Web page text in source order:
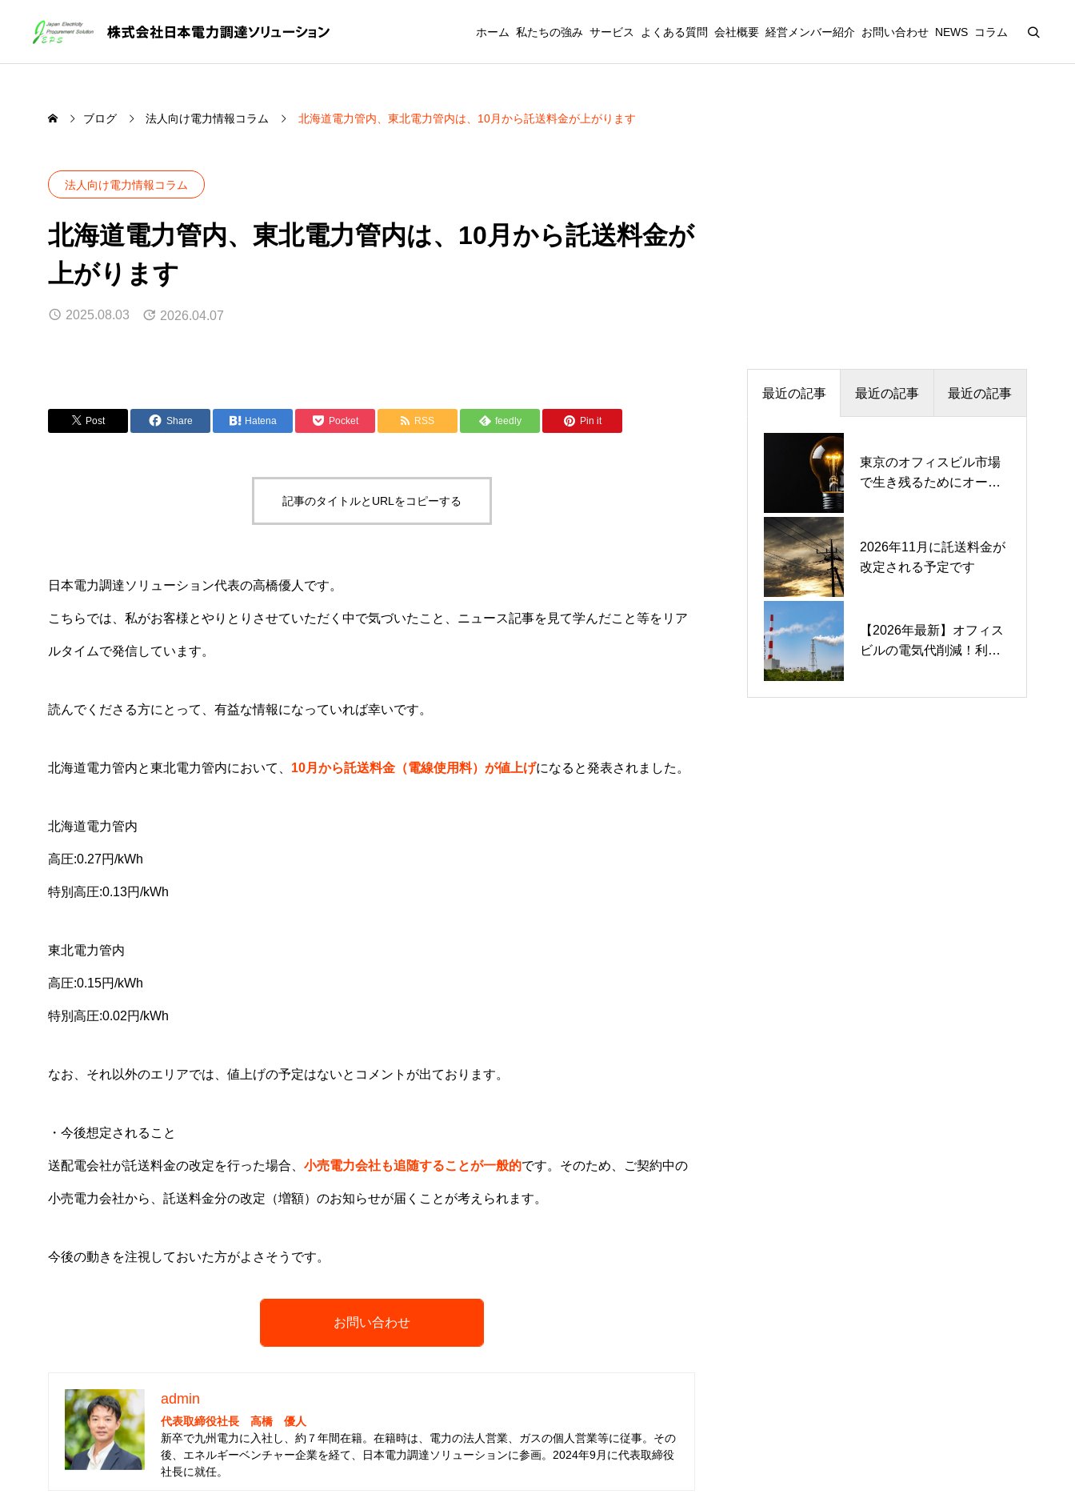
ホーム 私たちの強み サービス よくある質問 会社概要 経営メンバー紹介 お問い合わせ NEWS コラム
ブログ 法人向け電力情報コラム 北海道電力管内、東北電力管内は、10月から託送料金が上がります
法人向け電力情報コラム
北海道電力管内、東北電力管内は、10月から託送料金が
上がります
2025.08.03 2026.04.07
Post Share Hatena Pocket RSS feedly Pin it
記事のタイトルとURLをコピーする
日本電力調達ソリューション代表の高橋優人です。
こちらでは、私がお客様とやりとりさせていただく中で気づいたこと、ニュース記事を見て学んだこと等をリア
ルタイムで発信しています。
読んでくださる方にとって、有益な情報になっていれば幸いです。
北海道電力管内と東北電力管内において、 10月から託送料金（電線使用料）が値上げになると発表されました。
北海道電力管内
高圧:0.27円/kWh
特別高圧:0.13円/kWh
東北電力管内
高圧:0.15円/kWh
特別高圧:0.02円/kWh
なお、それ以外のエリアでは、値上げの予定はないとコメントが出ております。
・今後想定されること
送配電会社が託送料金の改定を行った場合、 小売電力会社も追随することが一般的です。そのため、ご契約中の
小売電力会社から、託送料金分の改定（増額）のお知らせが届くことが考えられます。
今後の動きを注視しておいた方がよさそうです。
お問い合わせ
admin
代表取締役社長 高橋 優人
新卒で九州電力に入社し、約７年間在籍。在籍時は、電力の法人営業、ガスの個人営業等に従事。その
後、エネルギーベンチャー企業を経て、日本電力調達ソリューションに参画。2024年9月に代表取締役
社長に就任。
最近の記事 最近の記事 最近の記事
東京のオフィスビル市場
で生き残るためにオーナ
2026年11月に託送料金が
改定される予定です
【2026年最新】オフィス
ビルの電気代削減！利益
中東情勢で再び揺れるエ
ネルギー市場 ─2021年
2026年3月8日18時時点
容量市場の指標価格が約2
倍に、需要家負担はどう
額～
【新電力の仕組み】なぜ
大手電力会社より安い
燃料費等調整額型と市場
連動型のタイムラグ
小売電気事業者に求めら
れる「供給力（kWh）確
2025年度FIT非化石証書市
場レビュー ～取引動向と